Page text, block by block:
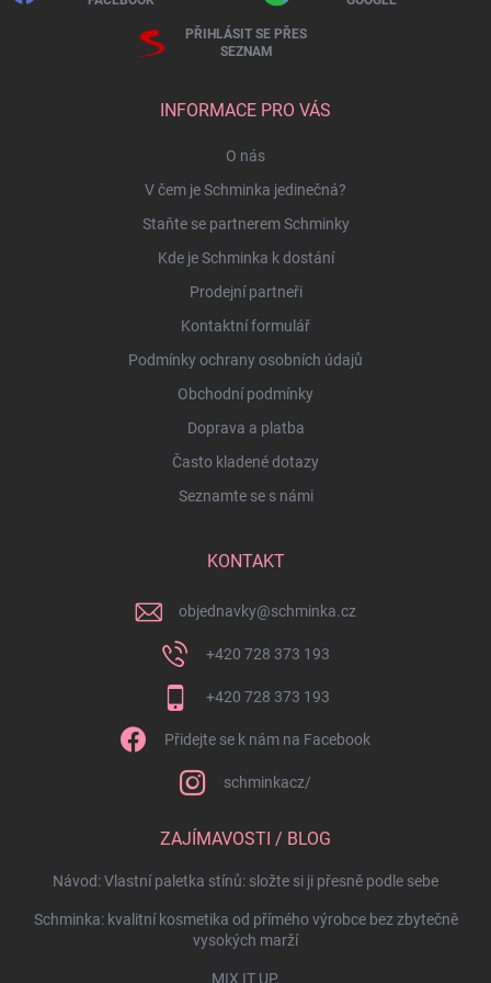
PŘIHLÁSIT SE PŘES
SEZNAM
INFORMACE PRO VÁS
O nás
V čem je Schminka jedinečná?
Staňte se partnerem Schminky
Kde je Schminka k dostání
Prodejní partneři
Kontaktní formulář
Podmínky ochrany osobních údajů
Obchodní podmínky
Doprava a platba
Často kladené dotazy
Seznamte se s námi
KONTAKT
objednavky@schminka.cz
+420 728 373 193
+420 728 373 193
Přidejte se k nám na Facebook
schminkacz/
ZAJÍMAVOSTI / BLOG
Návod: Vlastní paletka stínů: složte si ji přesně podle sebe
Schminka: kvalitní kosmetika od přímého výrobce bez zbytečně
vysokých marží
MIX IT UP.